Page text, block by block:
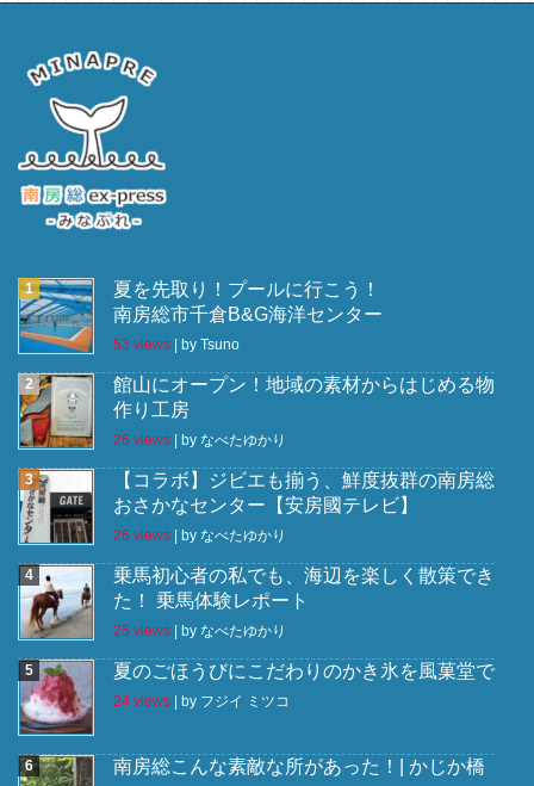
夏を先取り！プールに行こう！
南房総市千倉B&G海洋センター
53 views | by Tsuno
館山にオープン！地域の素材からはじめる物
作り工房
26 views | by なべたゆかり
【コラボ】ジビエも揃う、鮮度抜群の南房総
おさかなセンター【安房國テレビ】
26 views | by なべたゆかり
乗馬初心者の私でも、海辺を楽しく散策でき
た！ 乗馬体験レポート
25 views | by なべたゆかり
夏のごほうびにこだわりのかき氷を風菓堂で
24 views | by フジイ ミツコ
南房総こんな素敵な所があった！| かじか橋